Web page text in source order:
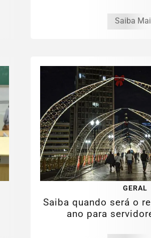
Saiba
GERAL
Saiba quando será o
ano para